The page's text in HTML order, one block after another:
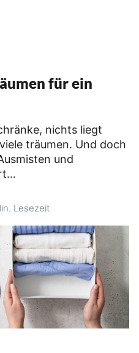
für ein
nichts liegt
träumen. Und doch
und
Lesezeit